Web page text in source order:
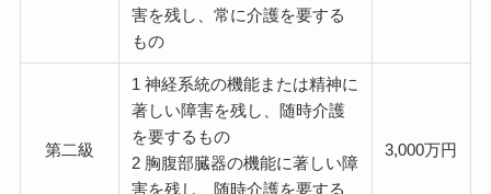
害を残し、常に介護を要する
もの
第二級
1 神経系統の機能または精神に
著しい障害を残し、随時介護
を要するもの
2 胸腹部臓器の機能に著しい障
害を残し、随時介護を要する
3,000万円